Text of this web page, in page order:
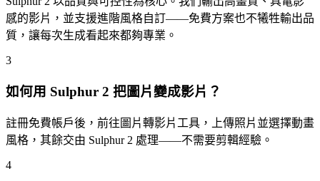
感的影片，並支援進階風格自訂——免費方案也不犧牲輸出品
質，讓每次生成看起來都夠專業。
3
如何用 Sulphur 2 把圖片變成影片？
註冊免費帳戶後，前往圖片轉影片工具，上傳照片並選擇動畫
風格，其餘交由 Sulphur 2 處理——不需要剪輯經驗。
4